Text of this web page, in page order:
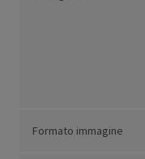
Formato immagine